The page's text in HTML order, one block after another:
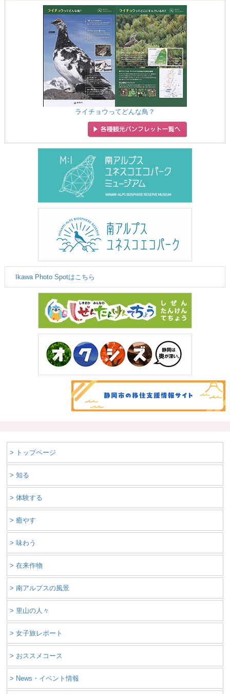
ライチョウってどんな鳥？
Ikawa Photo Spotはこちら
> トップページ
> 知る
> 体験する
> 癒やす
> 味わう
> 在来作物
> 南アルプスの風景
> 里山の人々
> 女子旅レポート
> おススメコース
> News・イベント情報